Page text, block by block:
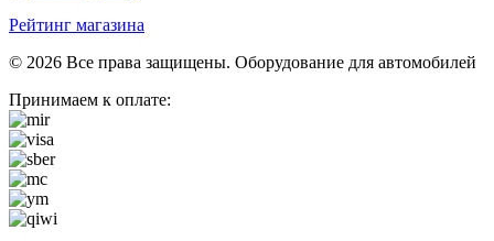
Рейтинг магазина
© 2026 Все права защищены. Оборудование для автомобилей
Принимаем к оплате: